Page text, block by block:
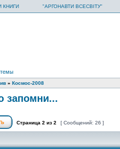
КНИГИ "АРГОНАВТИ ВСЕСВІТУ"
» Космос-2008
запомни...
Страница 2 из 2 [ Сообщений: 26 ]